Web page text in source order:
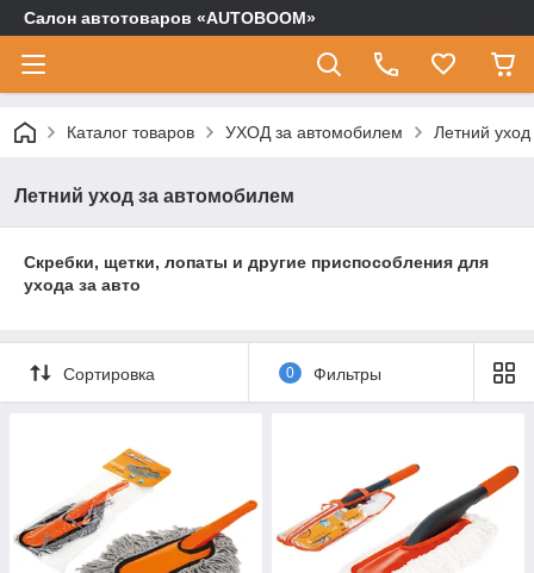
Салон автотоваров «AUTOBOOM»
Каталог товаров УХОД за автомобилем Летний
Летний уход за автомобилем
Скребки, щетки, лопаты и другие приспособления для
ухода за авто
Сортировка 0 Фильтры